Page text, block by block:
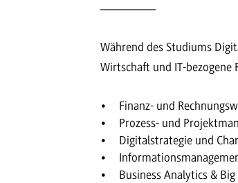
Während des Studiums
Wirtschaft und IT-
Finanz- und
Prozess- und
Digitalstrategie und
Business Analytics & Big